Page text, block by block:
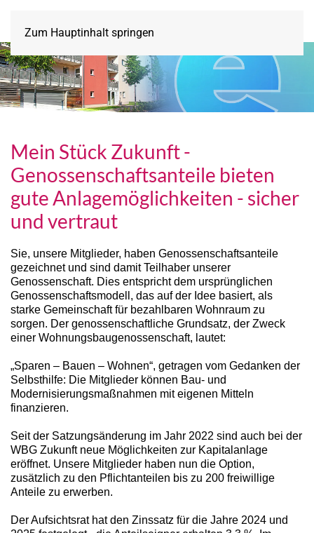
Zum Hauptinhalt springen
Mein Stück Zukunft -
Genossenschaftsanteile bieten
gute Anlagemöglichkeiten - sicher
und vertraut
Sie, unsere Mitglieder, haben Genossenschaftsanteile
gezeichnet und sind damit Teilhaber unserer
Genossenschaft. Dies entspricht dem ursprünglichen
Genossenschaftsmodell, das auf der Idee basiert, als
starke Gemeinschaft für bezahlbaren Wohnraum zu
sorgen. Der genossenschaftliche Grundsatz, der Zweck
einer Wohnungsbaugenossenschaft, lautet:
„Sparen – Bauen – Wohnen“, getragen vom Gedanken der
Selbsthilfe: Die Mitglieder können Bau- und
Modernisierungsmaßnahmen mit eigenen Mitteln
finanzieren.
Seit der Satzungsänderung im Jahr 2022 sind auch bei der
WBG Zukunft neue Möglichkeiten zur Kapitalanlage
eröffnet. Unsere Mitglieder haben nun die Option,
zusätzlich zu den Pflichtanteilen bis zu 200 freiwillige
Anteile zu erwerben.
Der Aufsichtsrat hat den Zinssatz für die Jahre 2024 und